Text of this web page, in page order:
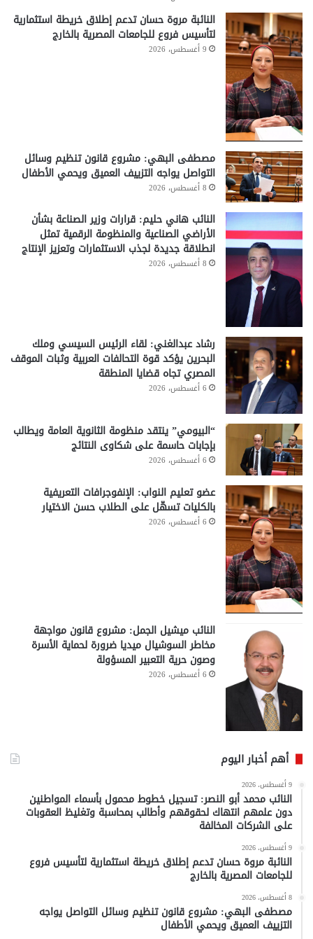
النائبة مروة حسان تدعم إطلاق خريطة استثمارية
لتأسيس فروع للجامعات المصرية بالخارج
9 أغسطس، 2026
مصطفى البهي: مشروع قانون تنظيم وسائل
التواصل يواجه التزييف العميق ويحمي الأطفال
8 أغسطس، 2026
النائب هاني حليم: قرارات وزير الصناعة بشأن
الأراضي الصناعية والمنظومة الرقمية تمثل
انطلاقة جديدة لجذب الاستثمارات وتعزيز الإنتاج
8 أغسطس، 2026
رشاد عبدالغني: لقاء الرئيس السيسي وملك
البحرين يؤكد قوة التحالفات العربية وثبات الموقف
المصري تجاه قضايا المنطقة
6 أغسطس، 2026
“البيومي” ينتقد منظومة الثانوية العامة ويطالب
بإجابات حاسمة على شكاوى النتائج
6 أغسطس، 2026
عضو تعليم النواب: الإنفوجرافات التعريفية
بالكليات تسهّل على الطلاب حسن الاختيار
6 أغسطس، 2026
النائب ميشيل الجمل: مشروع قانون مواجهة
مخاطر السوشيال ميديا ضرورة لحماية الأسرة
وصون حرية التعبير المسؤولة
6 أغسطس، 2026
أهم أخبار اليوم
9 أغسطس، 2026
النائب محمد أبو النصر: تسجيل خطوط محمول بأسماء المواطنين
دون علمهم انتهاك لحقوقهم وأطالب بمحاسبة وتغليظ العقوبات
على الشركات المخالفة
9 أغسطس، 2026
النائبة مروة حسان تدعم إطلاق خريطة استثمارية لتأسيس فروع
للجامعات المصرية بالخارج
8 أغسطس، 2026
مصطفى البهي: مشروع قانون تنظيم وسائل التواصل يواجه
التزييف العميق ويحمي الأطفال